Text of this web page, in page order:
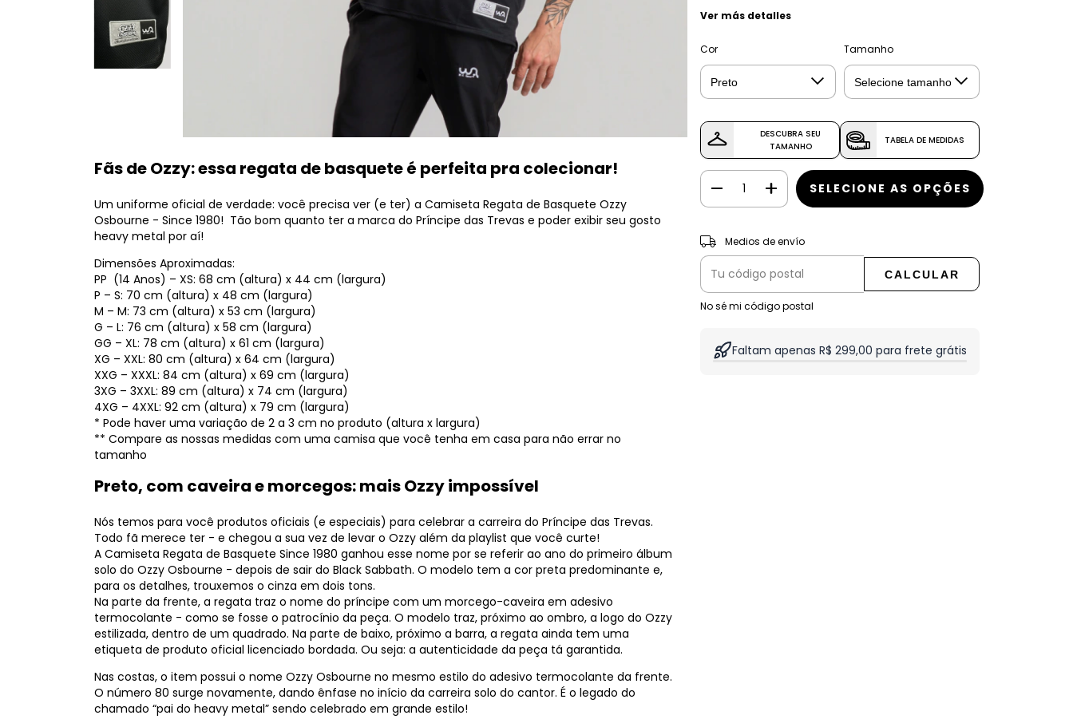
Fãs de Ozzy: essa regata de basquete é perfeita pra colecionar!
Um uniforme oficial de verdade: você precisa ver (e ter) a Camiseta Regata de Basquete Ozzy
Osbourne - Since 1980! Tão bom quanto ter a marca do Príncipe das Trevas e poder exibir seu gosto
heavy metal por aí!
Dimensões Aproximadas:
PP (14 Anos) – XS: 68 cm (altura) x 44 cm (largura)
P – S: 70 cm (altura) x 48 cm (largura)
M – M: 73 cm (altura) x 53 cm (largura)
G – L: 76 cm (altura) x 58 cm (largura)
GG – XL: 78 cm (altura) x 61 cm (largura)
XG – XXL: 80 cm (altura) x 64 cm (largura)
XXG – XXXL: 84 cm (altura) x 69 cm (largura)
3XG – 3XXL: 89 cm (altura) x 74 cm (largura)
4XG – 4XXL: 92 cm (altura) x 79 cm (largura)
* Pode haver uma variação de 2 a 3 cm no produto (altura x largura)
** Compare as nossas medidas com uma camisa que você tenha em casa para não errar no
tamanho
Preto, com caveira e morcegos: mais Ozzy impossível
Nós temos para você produtos oficiais (e especiais) para celebrar a carreira do Príncipe das Trevas.
Todo fã merece ter - e chegou a sua vez de levar o Ozzy além da playlist que você curte!
A Camiseta Regata de Basquete Since 1980 ganhou esse nome por se referir ao ano do primeiro álbum
solo do Ozzy Osbourne - depois de sair do Black Sabbath. O modelo tem a cor preta predominante e,
para os detalhes, trouxemos o cinza em dois tons.
Na parte da frente, a regata traz o nome do príncipe com um morcego-caveira em adesivo
termocolante - como se fosse o patrocínio da peça. O modelo traz, próximo ao ombro, a logo do Ozzy
estilizada, dentro de um quadrado. Na parte de baixo, próximo a barra, a regata ainda tem uma
etiqueta de produto oficial licenciado bordada. Ou seja: a autenticidade da peça tá garantida.
Nas costas, o item possui o nome Ozzy Osbourne no mesmo estilo do adesivo termocolante da frente.
O número 80 surge novamente, dando ênfase no início da carreira solo do cantor. É o legado do
chamado “pai do heavy metal” sendo celebrado em grande estilo!
Ver más detalles
Cor Tamanho
DESCUBRA SEU
TAMANHO
TABELA DE MEDIDAS
Entregas para el CP:
Medios de envío
CALCULAR
No sé mi código postal
Faltam apenas R$ 299,00 para frete grátis